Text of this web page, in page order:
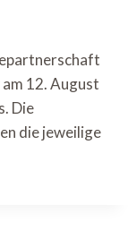
12. August
Die
die jeweilige